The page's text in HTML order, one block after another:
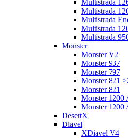
Multistrada
Multistrada
Multistrada
Multistrada
Multistrada
Monster
Monster V2
Monster 937
Monster 797
Monster 821
Monster 821
Monster 1200
Monster 1200
DesertX
Diavel
XDiavel V4